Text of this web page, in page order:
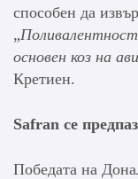
способен да
„
основен коз на
Кретиен.
Safran се
Победата на